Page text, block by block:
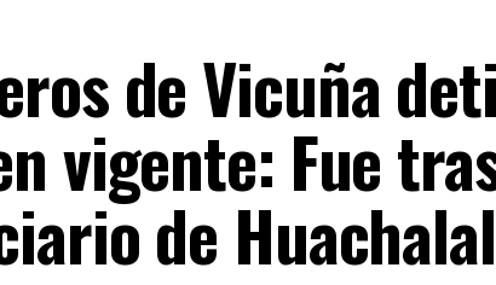
de Vicuña
vigente: Fue
de